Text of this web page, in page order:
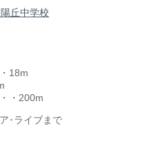
丘中学校
18m
・200m
･ライブまで